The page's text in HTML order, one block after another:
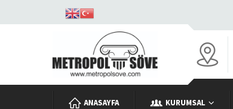
ANASAYFA KURUMSAL